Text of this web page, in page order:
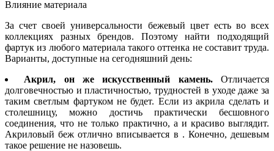
Влияние материала
За счет своей универсальности бежевый цвет есть во всех
коллекциях разных брендов. Поэтому найти подходящий
фартук из любого материала такого оттенка не составит труда.
Варианты, доступные на сегодняшний день:
Акрил, он же искусственный камень.Отличается
долговечностью и пластичностью, трудностей в уходе даже за
таким светлым фартуком не будет. Если из акрила сделать и
столешницу, можно достичь практически бесшовного
соединения, что не только практично, а и красиво выглядит.
Акриловый беж отлично вписывается в . Конечно, дешевым
такое решение не назовешь.